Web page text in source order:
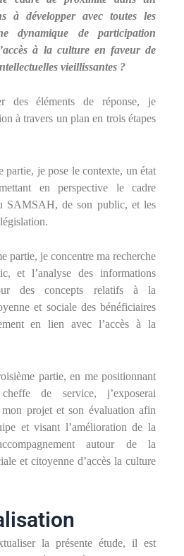
à développer avec toutes les
dynamique de participation
à la culture en faveur de
vieillissantes ?
des éléments de réponse, je
à travers un plan en trois étapes
partie, je pose le contexte, un état
en perspective le cadre
SAMSAH, de son public, et les
partie, je concentre ma recherche
et l’analyse des informations
des concepts relatifs à la
et sociale des bénéficiaires
en lien avec l’accès à la
partie, en me positionnant
de service, j’exposerai
mon projet et son évaluation afin
et visant l’amélioration de la
autour de la
et citoyenne d’accès la culture
la présente étude, il est